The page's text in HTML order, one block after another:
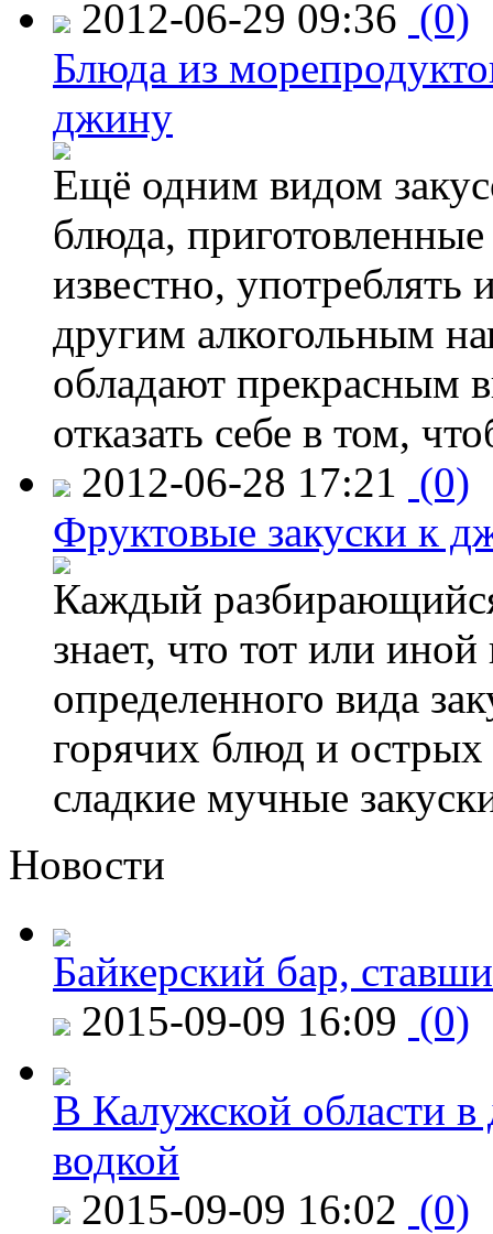
2012-06-29 09:36 (0)
Блюда из
джину
Ещё одним видом
блюда,
известно, употреблять
другим алкогольным
обладают прекрасным
отказать себе в том,
2012-06-28 17:21 (0)
Фруктовые закуски к
Каждый
знает, что тот или
определенного вида
горячих блюд и
сладкие мучные
Новости
Байкерский бар,
2015-09-09 16:09 (0)
В Калужской области в
водкой
2015-09-09 16:02 (0)